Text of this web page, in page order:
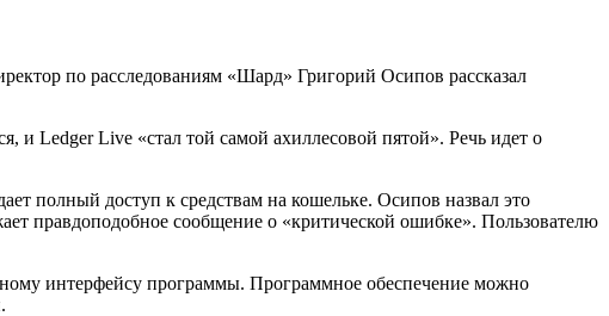
по расследованиям «Шард» Григорий Осипов рассказал
и Ledger Live «стал той самой ахиллесовой пятой». Речь идет о
полный доступ к средствам на кошельке. Осипов назвал это
правдоподобное сообщение о «критической ошибке». Пользователю
интерфейсу программы. Программное обеспечение можно